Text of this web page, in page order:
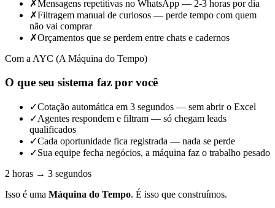
✗Mensagens repetitivas no WhatsApp — 2-3 horas por dia
✗Filtragem manual de curiosos — perde tempo com quem
não vai comprar
✗Orçamentos que se perdem entre chats e cadernos
Com a AYC (A Máquina do Tempo)
O que seu sistema faz por você
✓Cotação automática em 3 segundos — sem abrir o Excel
✓Agentes respondem e filtram — só chegam leads
qualificados
✓Cada oportunidade fica registrada — nada se perde
✓Sua equipe fecha negócios, a máquina faz o trabalho pesado
2 horas → 3 segundos
Isso é uma Máquina do Tempo. É isso que construímos.